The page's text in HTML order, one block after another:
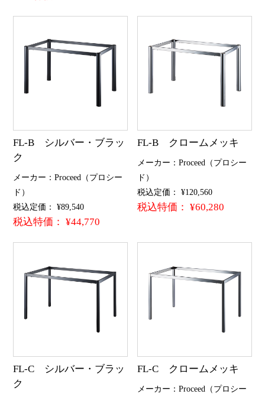
FL-B シルバー・ブラッ
ク
メーカー：Proceed（プロシー
ド）
税込定価： ¥89,540
税込特価： ¥44,770
FL-B クロームメッキ
メーカー：Proceed（プロシー
ド）
税込定価： ¥120,560
税込特価： ¥60,280
FL-C シルバー・ブラッ
ク
FL-C クロームメッキ
メーカー：Proceed（プロシー